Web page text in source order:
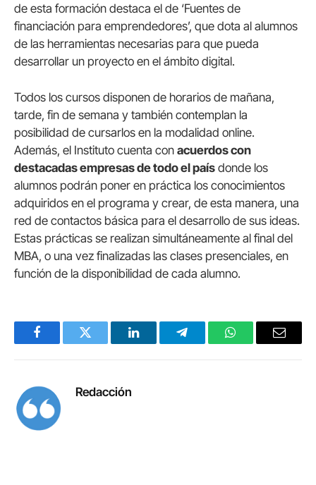
de esta formación destaca el de ‘Fuentes de
financiación para emprendedores’, que dota al alumnos
de las herramientas necesarias para que pueda
desarrollar un proyecto en el ámbito digital.
Todos los cursos disponen de horarios de mañana,
tarde, fin de semana y también contemplan la
posibilidad de cursarlos en la modalidad online.
Además, el Instituto cuenta con acuerdos con
destacadas empresas de todo el país donde los
alumnos podrán poner en práctica los conocimientos
adquiridos en el programa y crear, de esta manera, una
red de contactos básica para el desarrollo de sus ideas.
Estas prácticas se realizan simultáneamente al final del
MBA, o una vez finalizadas las clases presenciales, en
función de la disponibilidad de cada alumno.
FacebookTwitter LinkedInTelegramWhatsAppEmail
Redacción